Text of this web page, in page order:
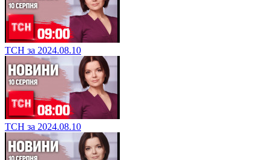
ТСН за 2024.08.10
ТСН за 2024.08.10